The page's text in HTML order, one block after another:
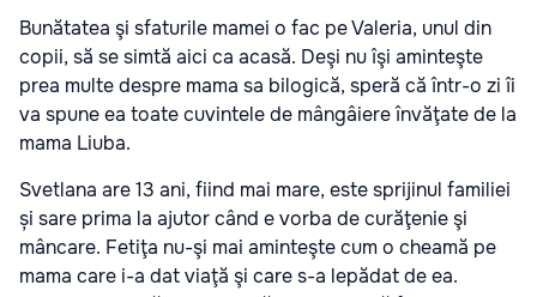
Bunătatea şi sfaturile mamei o fac pe Valeria, unul din
copii, să se simtă aici ca acasă. Deşi nu îşi aminteşte
prea multe despre mama sa bilogică, speră că într-o zi îi
va spune ea toate cuvintele de mângâiere învăţate de la
mama Liuba.
Svetlana are 13 ani, fiind mai mare, este sprijinul familiei
și sare prima la ajutor când e vorba de curăţenie şi
mâncare. Fetiţa nu-şi mai aminteşte cum o cheamă pe
mama care i-a dat viaţă şi care s-a lepădat de ea.